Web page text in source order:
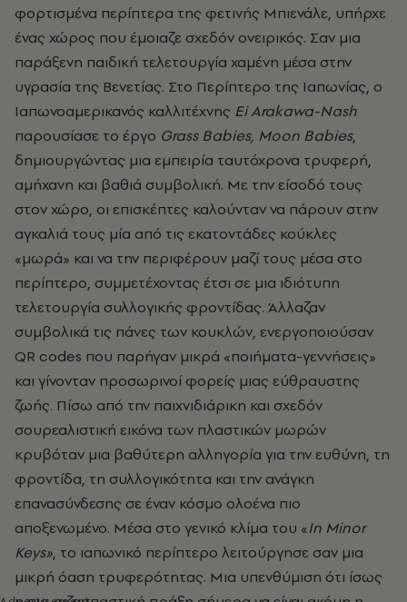
φορτισμένα περίπτερα της φετινής Μπιενάλε, υπήρχε
ένας χώρος που έμοιαζε σχεδόν ονειρικός. Σαν μια
παράξενη παιδική τελετουργία χαμένη μέσα στην
υγρασία της Βενετίας. Στο Περίπτερο της Ιαπωνίας, ο
Ιαπωνοαμερικανός καλλιτέχνης Ei Arakawa-Nash
παρουσίασε το έργο Grass Babies, Moon Babies,
δημιουργώντας μια εμπειρία ταυτόχρονα τρυφερή,
αμήχανη και βαθιά συμβολική. Με την είσοδό τους
στον χώρο, οι επισκέπτες καλούνταν να πάρουν στην
αγκαλιά τους μία από τις εκατοντάδες κούκλες
«μωρά» και να την περιφέρουν μαζί τους μέσα στο
περίπτερο, συμμετέχοντας έτσι σε μια ιδιότυπη
τελετουργία συλλογικής φροντίδας. Άλλαζαν
συμβολικά τις πάνες των κουκλών, ενεργοποιούσαν
QR codes που παρήγαν μικρά «ποιήματα-γεννήσεις»
και γίνονταν προσωρινοί φορείς μιας εύθραυστης
ζωής. Πίσω από την παιχνιδιάρικη και σχεδόν
σουρεαλιστική εικόνα των πλαστικών μωρών
κρυβόταν μια βαθύτερη αλληγορία για την ευθύνη, τη
φροντίδα, τη συλλογικότητα και την ανάγκη
επανασύνδεσης σε έναν κόσμο ολοένα πιο
αποξενωμένο. Μέσα στο γενικό κλίμα του «In Minor
Keys», το ιαπωνικό περίπτερο λειτούργησε σαν μια
μικρή όαση τρυφερότητας. Μια υπενθύμιση ότι ίσως